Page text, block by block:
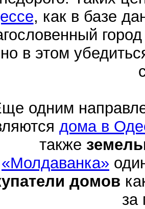
, как в базе
в этом
одним
дома в
также
«Молдаванка»
домов
за